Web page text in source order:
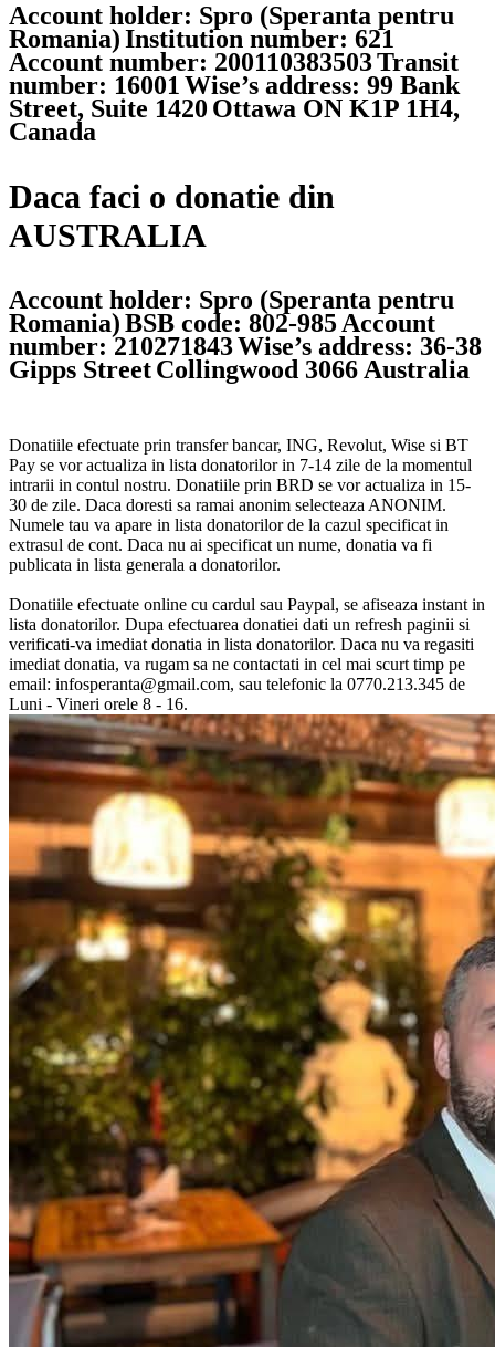
Account holder: Spro (Speranta pentru
Romania)Institution number: 621
Account number: 200110383503Transit
number: 16001 Wise’s address: 99 Bank
Street, Suite 1420 Ottawa ON K1P 1H4,
Canada
Daca faci o donatie din
AUSTRALIA
Account holder: Spro (Speranta pentru
Romania)BSB code: 802-985Account
number: 210271843Wise’s address: 36-38
Gipps StreetCollingwood 3066 Australia
Donatiile efectuate prin transfer bancar, ING, Revolut, Wise si BT
Pay se vor actualiza in lista donatorilor in 7-14 zile de la momentul
intrarii in contul nostru. Donatiile prin BRD se vor actualiza in 15-
30 de zile. Daca doresti sa ramai anonim selecteaza ANONIM.
Numele tau va apare in lista donatorilor de la cazul specificat in
extrasul de cont. Daca nu ai specificat un nume, donatia va fi
publicata in lista generala a donatorilor.
Donatiile efectuate online cu cardul sau Paypal, se afiseaza instant in
lista donatorilor. Dupa efectuarea donatiei dati un refresh paginii si
verificati-va imediat donatia in lista donatorilor. Daca nu va regasiti
imediat donatia, va rugam sa ne contactati in cel mai scurt timp pe
email: infosperanta@gmail.com, sau telefonic la 0770.213.345 de
Luni - Vineri orele 8 - 16.